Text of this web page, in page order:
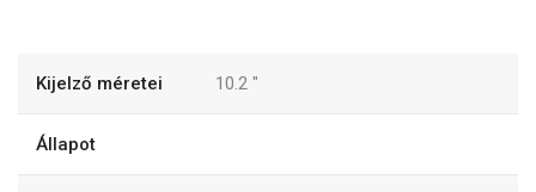
Kijelző méretei 10.2 "
Állapot